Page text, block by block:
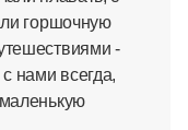
горшочную
-
нами всегда,